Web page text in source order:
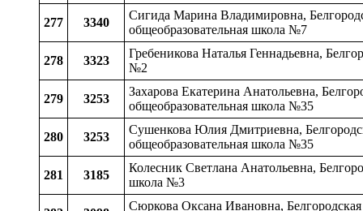
277 3340
Сигида Марина Владимировна,
общеобразовательная школа №7
278 3323
Гребеникова Наталья Геннадьевна,
№2
279 3253
Захарова Екатерина Анатольевна,
общеобразовательная школа №35
280 3253
Сушенкова Юлия Дмитриевна,
общеобразовательная школа №35
281 3185
Колесник Светлана Анатольевна,
школа №3
Сюркова Оксана Ивановна,